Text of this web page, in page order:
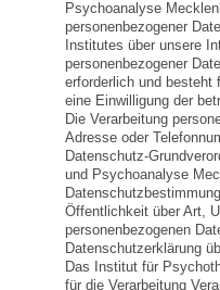
Psychoanalyse
personenbezogener
Institutes über unsere
personenbezogener
erforderlich und besteht
eine Einwilligung der
Die Verarbeitung
Adresse oder
Datenschutz-
und Psychoanalyse
Öffentlichkeit über Art,
personenbezogenen
Datenschutzerklärung
Das Institut für
für die Verarbeitung